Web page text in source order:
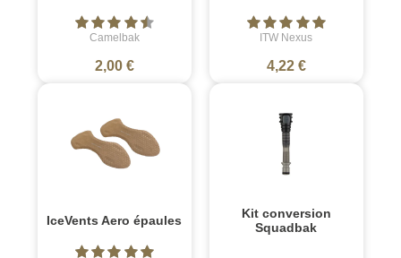
Camelbak
2,00 €
ITW Nexus
4,22 €
IceVents Aero épaules
Kit conversion
Squadbak